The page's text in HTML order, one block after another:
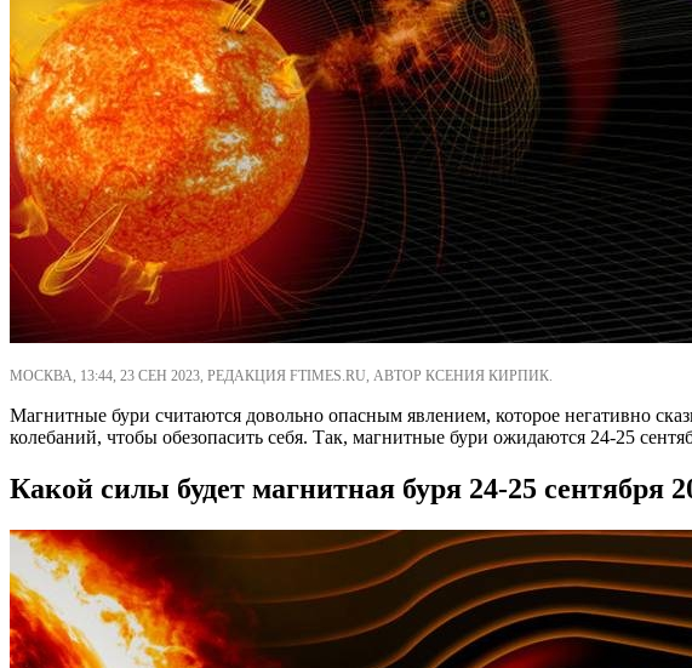
МОСКВА, 13:44, 23 СЕН 2023, РЕДАКЦИЯ FTIMES.RU, АВТОР КСЕНИЯ КИРПИК.
Магнитные бури считаются довольно опасным явлением, которое негативно
колебаний, чтобы обезопасить себя. Так, магнитные бури ожидаются 24-25
Какой силы будет магнитная буря 24-25 сентября